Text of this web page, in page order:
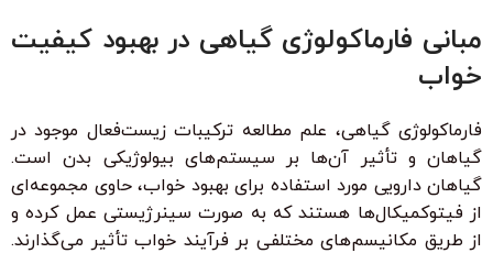
مبانی فارماکولوژی گیاهی در بهبود کیفیت
خواب
فارماکولوژی گیاهی، علم مطالعه ترکیبات زیست‌فعال موجود در
گیاهان و تأثیر آن‌ها بر سیستم‌های بیولوژیکی بدن است.
گیاهان دارویی مورد استفاده برای بهبود خواب، حاوی مجموعه‌ای
از فیتوکمیکال‌ها هستند که به صورت سینرژیستی عمل کرده و
از طریق مکانیسم‌های مختلفی بر فرآیند خواب تأثیر می‌گذارند.